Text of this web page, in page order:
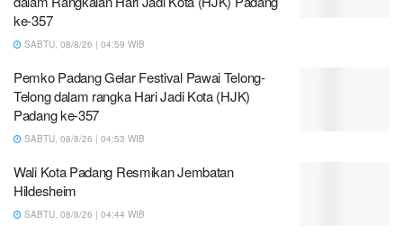
ke-357
SABTU, 08/8/26 | 04:59 WIB
Pemko Padang Gelar Festival Pawai Telong-
Telong dalam rangka Hari Jadi Kota (HJK)
Padang ke-357
SABTU, 08/8/26 | 04:53 WIB
Wali Kota Padang Resmikan Jembatan
Hildesheim
SABTU, 08/8/26 | 04:44 WIB